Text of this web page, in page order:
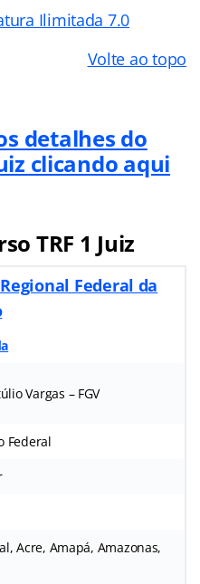
Ilimitada 7.0
Volte ao topo
detalhes do
clicando aqui
TRF 1 Juiz
Federal da
Vargas – FGV
Federal
Acre, Amapá, Amazonas,